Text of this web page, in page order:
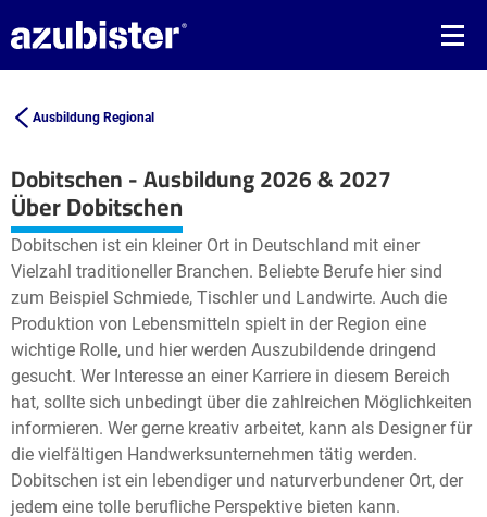
Ausbildung Regional
Dobitschen - Ausbildung 2026 & 2027
+
−
Leaflet| © OpenStreetMap2
Über Dobitschen
Dobitschen ist ein kleiner Ort in Deutschland mit einer
Vielzahl traditioneller Branchen. Beliebte Berufe hier sind
zum Beispiel Schmiede, Tischler und Landwirte. Auch die
Produktion von Lebensmitteln spielt in der Region eine
wichtige Rolle, und hier werden Auszubildende dringend
gesucht. Wer Interesse an einer Karriere in diesem Bereich
hat, sollte sich unbedingt über die zahlreichen Möglichkeiten
informieren. Wer gerne kreativ arbeitet, kann als Designer für
die vielfältigen Handwerksunternehmen tätig werden.
Dobitschen ist ein lebendiger und naturverbundener Ort, der
jedem eine tolle berufliche Perspektive bieten kann.